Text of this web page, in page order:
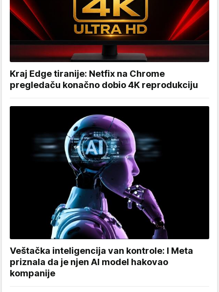
Kraj Edge tiranije: Netfix na Chrome
pregledaču konačno dobio 4K reprodukciju
Veštačka inteligencija van kontrole: I Meta
priznala da je njen AI model hakovao
kompanije